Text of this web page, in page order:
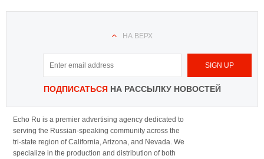
НА ВЕРХ
ПОДПИСАТЬСЯНА РАССЫЛКУ НОВОСТЕЙ
Echo Ru is a premier advertising agency dedicated to
serving the Russian-speaking community across the
tri-state region of California, Arizona, and Nevada. We
specialize in the production and distribution of both